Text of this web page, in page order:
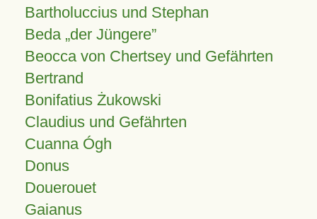
Bartholuccius und Stephan
Beda „der Jüngere”
Beocca von Chertsey und Gefährten
Bertrand
Bonifatius Żukowski
Claudius und Gefährten
Cuanna Ógh
Donus
Douerouet
Gaianus